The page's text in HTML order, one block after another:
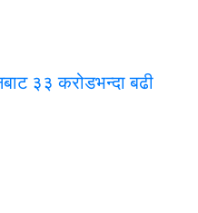
३३ करोडभन्दा बढी